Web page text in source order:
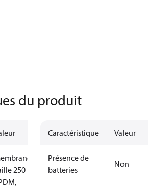
du produit
250
Caractéristique Valeur
Présence de
batteries
Non